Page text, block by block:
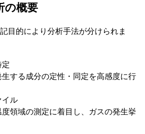
の概要
目的により分析手法が分けられま
定
する成分の定性・同定を高感度に行
イル
領域の測定に着目し、ガスの発生挙